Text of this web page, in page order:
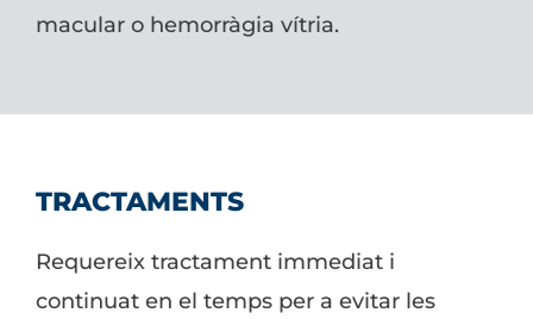
macular o hemorràgia vítria.
TRACTAMENTS
Requereix tractament immediat i
continuat en el temps per a evitar les